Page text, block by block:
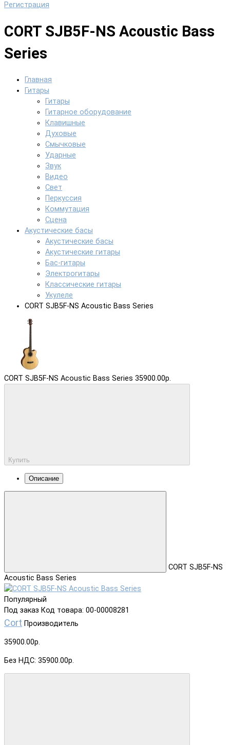
Регистрация
CORT SJB5F-NS Acoustic Bass
Series
Главная
Гитары
Гитары
Гитарное оборудование
Клавишные
Духовые
Смычковые
Ударные
Звук
Видео
Свет
Перкуссия
Коммутация
Сцена
Акустические басы
Акустические басы
Акустические гитары
Бас-гитары
Электрогитары
Классические гитары
Укулеле
CORT SJB5F-NS Acoustic Bass Series
CORT SJB5F-NS Acoustic Bass Series 35900.00р.
Купить
Описание
CORT SJB5F-NS
Acoustic Bass Series
Популярный
Под заказ Код товара: 00-00008281
Cort Производитель
35900.00р.
Без НДС: 35900.00р.